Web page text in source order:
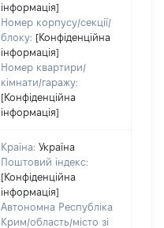
інформація]
Номер корпусу/секції/
блоку: [Конфіденційна
інформація]
Номер квартири/
кімнати/гаражу:
[Конфіденційна
інформація]
Країна: Україна
Поштовий індекс:
[Конфіденційна
інформація]
Автономна Республіка
Крим/область/місто зі